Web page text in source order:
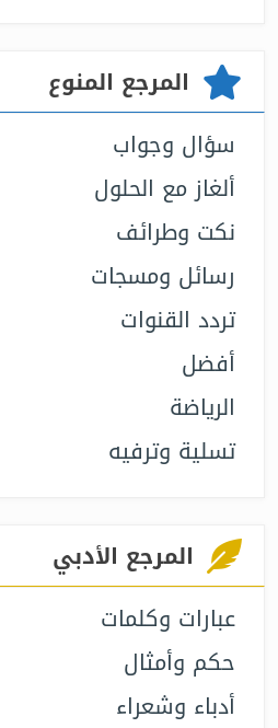
المرجع المنوع
سؤال وجواب
ألغاز مع الحلول
نكت وطرائف
رسائل ومسجات
تردد القنوات
أفضل
الرياضة
تسلية وترفيه
المرجع الأدبي
عبارات وكلمات
حكم وأمثال
أدباء وشعراء